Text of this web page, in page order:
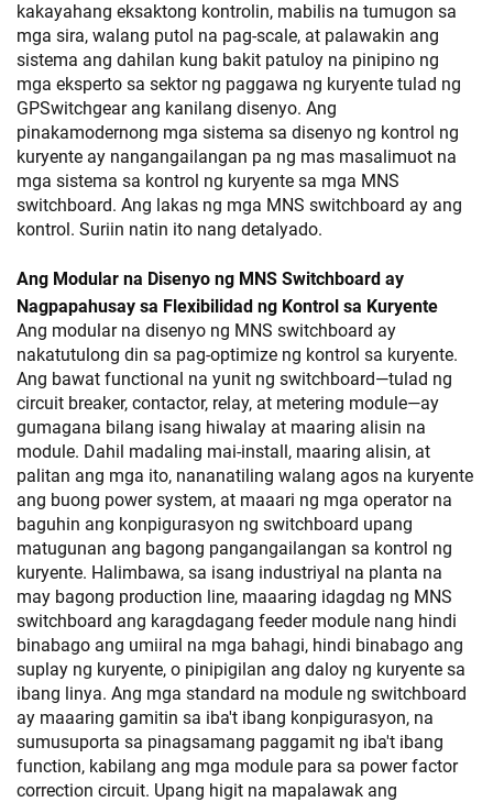
kakayahang eksaktong kontrolin, mabilis na tumugon sa
mga sira, walang putol na pag-scale, at palawakin ang
sistema ang dahilan kung bakit patuloy na pinipino ng
mga eksperto sa sektor ng paggawa ng kuryente tulad ng
GPSwitchgear ang kanilang disenyo. Ang
pinakamodernong mga sistema sa disenyo ng kontrol ng
kuryente ay nangangailangan pa ng mas masalimuot na
mga sistema sa kontrol ng kuryente sa mga MNS
switchboard. Ang lakas ng mga MNS switchboard ay ang
kontrol. Suriin natin ito nang detalyado.
Ang Modular na Disenyo ng MNS Switchboard ay
Nagpapahusay sa Flexibilidad ng Kontrol sa Kuryente
Ang modular na disenyo ng MNS switchboard ay
nakatutulong din sa pag-optimize ng kontrol sa kuryente.
Ang bawat functional na yunit ng switchboard—tulad ng
circuit breaker, contactor, relay, at metering module—ay
gumagana bilang isang hiwalay at maaring alisin na
module. Dahil madaling mai-install, maaring alisin, at
palitan ang mga ito, nananatiling walang agos na kuryente
ang buong power system, at maaari ng mga operator na
baguhin ang konpigurasyon ng switchboard upang
matugunan ang bagong pangangailangan sa kontrol ng
kuryente. Halimbawa, sa isang industriyal na planta na
may bagong production line, maaaring idagdag ng MNS
switchboard ang karagdagang feeder module nang hindi
binabago ang umiiral na mga bahagi, hindi binabago ang
suplay ng kuryente, o pinipigilan ang daloy ng kuryente sa
ibang linya. Ang mga standard na module ng switchboard
ay maaaring gamitin sa iba't ibang konpigurasyon, na
sumusuporta sa pinagsamang paggamit ng iba't ibang
function, kabilang ang mga module para sa power factor
correction circuit. Upang higit na mapalawak ang